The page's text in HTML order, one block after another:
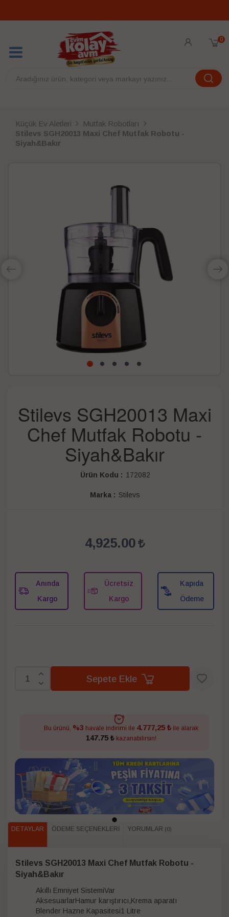
0
Küçük Ev Aletleri
Mutfak Robotları
Stilevs SGH20013 Maxi Chef Mutfak Robotu -
Siyah&Bakır
Stilevs SGH20013 Maxi
Chef Mutfak Robotu -
Siyah&Bakır
Ürün Kodu : 172082
Marka : Stilevs
4,925.00
Anında
Kargo
Ücretsiz
Kargo
Kapıda
Ödeme
Sepete Ekle
Bu ürünü, %3 havale indirimi ile 4.777,25 ₺ile alarak
147.75 ₺kazanabilirsin!
DETAYLAR ÖDEME SEÇENEKLERI YORUMLAR (0)
Stilevs SGH20013 Maxi Chef Mutfak Robotu -
Siyah&Bakır
Akıllı Emniyet SistemiVar
AksesuarlarHamur karıştırıcı,Krema aparatı
Blender Hazne Kapasitesi1 Litre